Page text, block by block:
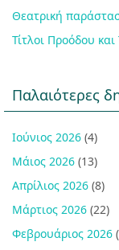
Θεατρική
Τίτλοι Προόδου
Παλαιότερες
Ιούνιος 2026 (4)
Μάιος 2026 (13)
Απρίλιος 2026 (8)
Μάρτιος 2026 (22)
Φεβρουάριος 2026